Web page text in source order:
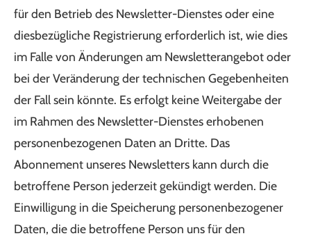
für den Betrieb des Newsletter-Dienstes oder eine
diesbezügliche Registrierung erforderlich ist, wie dies
im Falle von Änderungen am Newsletterangebot oder
bei der Veränderung der technischen Gegebenheiten
der Fall sein könnte. Es erfolgt keine Weitergabe der
im Rahmen des Newsletter-Dienstes erhobenen
personenbezogenen Daten an Dritte. Das
Abonnement unseres Newsletters kann durch die
betroffene Person jederzeit gekündigt werden. Die
Einwilligung in die Speicherung personenbezogener
Daten, die die betroffene Person uns für den